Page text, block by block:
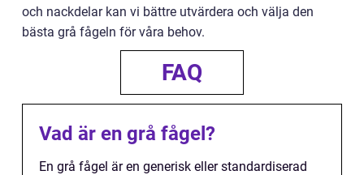
och nackdelar kan vi bättre utvärdera och välja den
bästa grå fågeln för våra behov.
FAQ
Vad är en grå fågel?
En grå fågel är en generisk eller standardiserad